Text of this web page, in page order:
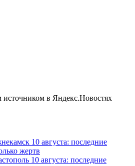
в Яндекс.Новостях
10 августа: последние
жертв
10 августа: последние